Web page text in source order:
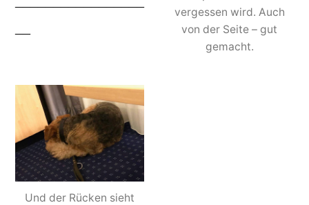
vergessen wird. Auch
von der Seite – gut
gemacht.
Und der Rücken sieht